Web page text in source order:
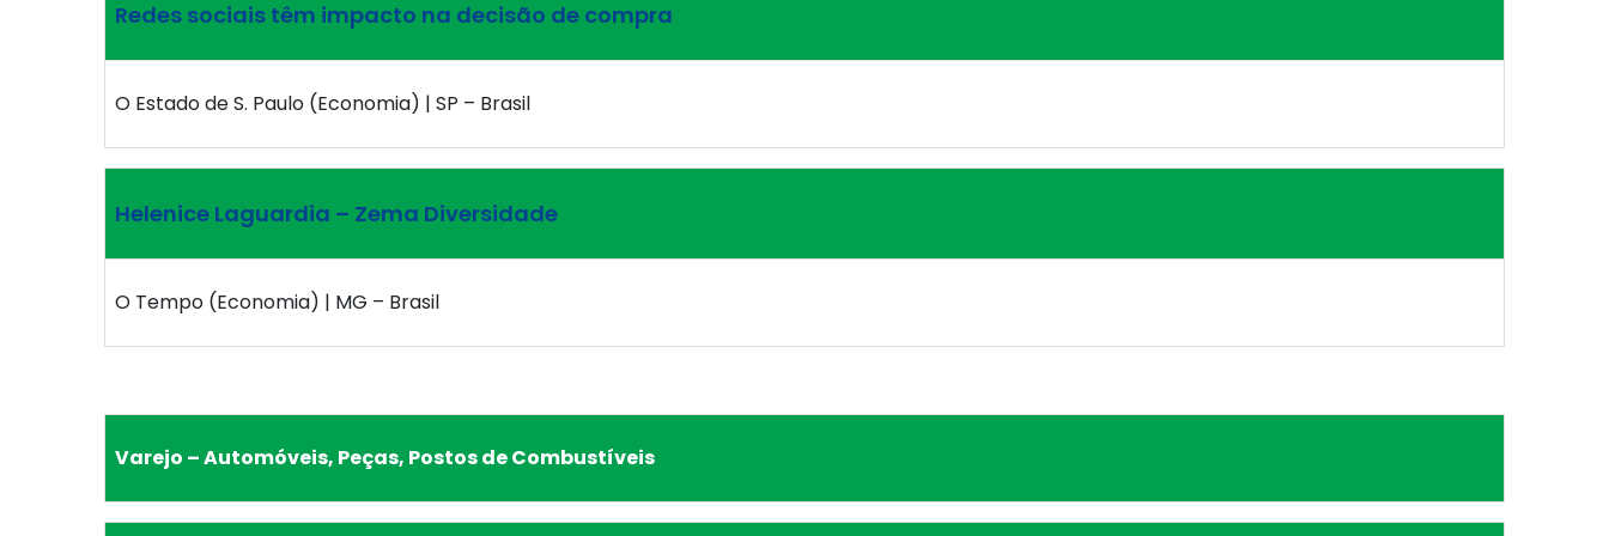
Redes sociais têm impacto na decisão de compra
O Estado de S. Paulo (Economia) | SP – Brasil
Helenice Laguardia – Zema Diversidade
O Tempo (Economia) | MG – Brasil
Varejo – Automóveis, Peças, Postos de Combustíveis